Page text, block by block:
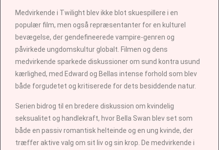
Medvirkende i Twilight blev ikke blot skuespillere i en
populær film, men også repræsentanter for en kulturel
bevægelse, der gendefineerede vampire-genren og
påvirkede ungdomskultur globalt. Filmen og dens
medvirkende sparkede diskussioner om sund kontra usund
kærlighed, med Edward og Bellas intense forhold som blev
både forgudetet og kritiserede for dets besiddende natur.
Serien bidrog til en bredere diskussion om kvindelig
seksualitet og handlekraft, hvor Bella Swan blev set som
både en passiv romantisk helteinde og en ung kvinde, der
træffer aktive valg om sit liv og sin krop. De medvirkende i